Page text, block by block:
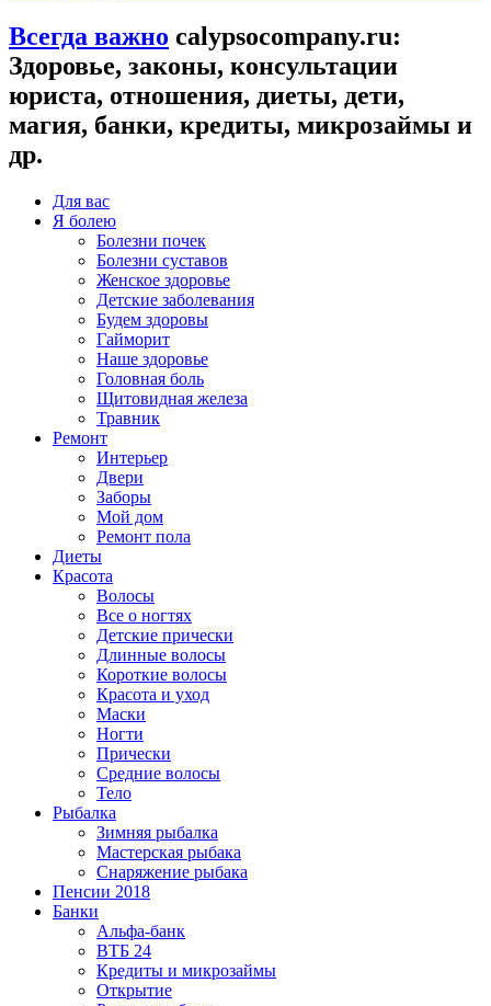
Всегда важно calypsocompany.ru:
Здоровье, законы, консультации
юриста, отношения, диеты, дети,
магия, банки, кредиты, микрозаймы и
др.
Для вас
Я болею
Болезни почек
Болезни суставов
Женское здоровье
Детские заболевания
Будем здоровы
Гайморит
Наше здоровье
Головная боль
Щитовидная железа
Травник
Ремонт
Интерьер
Двери
Заборы
Мой дом
Ремонт пола
Диеты
Красота
Волосы
Все о ногтях
Детские прически
Длинные волосы
Короткие волосы
Красота и уход
Маски
Ногти
Прически
Средние волосы
Тело
Рыбалка
Зимняя рыбалка
Мастерская рыбака
Снаряжение рыбака
Пенсии 2018
Банки
Альфа-банк
ВТБ 24
Кредиты и микрозаймы
Открытие